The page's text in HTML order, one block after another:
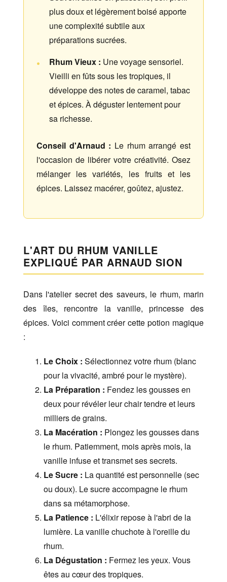
plus doux et légèrement boisé apporte
une complexité subtile aux
préparations sucrées.
Rhum Vieux : Une voyage sensoriel.
Vieilli en fûts sous les tropiques, il
développe des notes de caramel, tabac
et épices. À déguster lentement pour
sa richesse.
Conseil d'Arnaud : Le rhum arrangé est
l'occasion de libérer votre créativité. Osez
mélanger les variétés, les fruits et les
épices. Laissez macérer, goûtez, ajustez.
L'ART DU RHUM VANILLE
EXPLIQUÉ PAR ARNAUD SION
Dans l'atelier secret des saveurs, le rhum, marin
des îles, rencontre la vanille, princesse des
épices. Voici comment créer cette potion magique
:
Le Choix : Sélectionnez votre rhum (blanc
pour la vivacité, ambré pour le mystère).
La Préparation : Fendez les gousses en
deux pour révéler leur chair tendre et leurs
milliers de grains.
La Macération : Plongez les gousses dans
le rhum. Patiemment, mois après mois, la
vanille infuse et transmet ses secrets.
Le Sucre : La quantité est personnelle (sec
ou doux). Le sucre accompagne le rhum
dans sa métamorphose.
La Patience : L'élixir repose à l'abri de la
lumière. La vanille chuchote à l'oreille du
rhum.
La Dégustation : Fermez les yeux. Vous
êtes au cœur des tropiques.